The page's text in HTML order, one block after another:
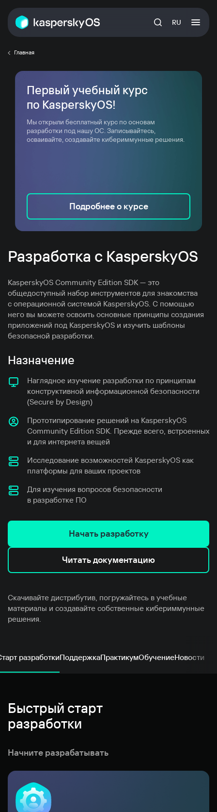
RU
Главная
Первый учебный курс
по KasperskyOS!
Мы открыли бесплатный курс по основам
разработки под нашу ОС. Записывайтесь,
осваивайте, создавайте кибериммунные решения.
Подробнее о курсе
Разработка с KasperskyOS
KasperskyOS Community Edition SDK — это
общедоступный набор инструментов для знакомства
с операционной системой KasperskyOS. С помощью
него вы можете освоить основные принципы создания
приложений под KasperskyOS и изучить шаблоны
безопасной разработки.
Назначение
Наглядное изучение разработки по принципам
конструктивной информационной безопасности
(Secure by Design)
Прототипирование решений на KasperskyOS
Community Edition SDK. Прежде всего, встроенных
и для интернета вещей
Исследование возможностей KasperskyOS как
платформы для ваших проектов
Для изучения вопросов безопасности
в разработке ПО
Начать разработку
Читать документацию
Скачивайте дистрибутив, погружайтесь в учебные
материалы и создавайте собственные кибериммунные
решения.
разработкиПоддержкаПрактикумОбучениеНовости
Быстрый старт
разработки
Начните разрабатывать